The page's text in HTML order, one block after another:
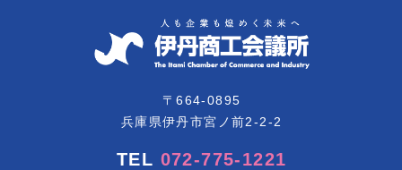
〒664-0895
兵庫県伊丹市宮ノ前2-2-2
TEL 072-775-1221